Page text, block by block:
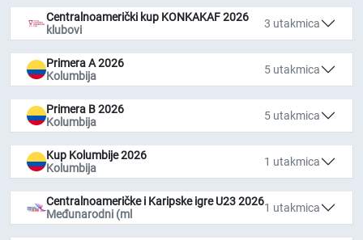
Centralnoamerički kup KONKAKAF 2026
klubovi
3 utakmica
Primera A 2026
Kolumbija
5 utakmica
Primera B 2026
Kolumbija
5 utakmica
Kup Kolumbije 2026
Kolumbija
1 utakmica
Centralnoameričke i Karipske igre U23 2026
Međunarodni (ml
1 utakmica